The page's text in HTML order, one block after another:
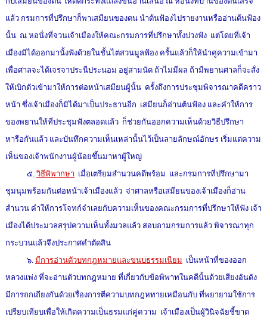
แล้ว กรมการที่ปรึกษาก็พาเสมียนของตน นำต้นฟ้องไปรายงานหรืออ่านต้นฟ้อง
นั้น ณ หอนั่งที่จวนเจ้าเมืองให้คณะกรมการที่ปรึกษาทั้งปวงฟัง แต่โดยที่เจ้า
เมืองมิได้ออกมานั้งฟังด้วยในชั้นไต่สวนมูลฟ้อง ครั้นแล้วก็ให้นำคู่ความเข้ามา
เพื่อศาลจะได้เจรจาประนีประนอม อยู่สามนัด ถ้าไม่มีผล ถ้ามีพยานศาลก็จะสั่ง
ให้เบิกตัวเข้ามาให้การต่อหน้าเสมียนผู้นั้น ครั้งถึงการประชุมพิจารณาคดีคราว
หน้า ซึ่งเจ้าเมืองก็มิได้มาเป็นประธานอีก เสมียนก็อ่านต้นฟ้อง และคำให้การ
ของพยานให้ที่ประชุมฟังตลอดแล้ว ก็ช่วยกันออกความเห็นด้วยวิธีปรึกษา
หารือกันแล้ว และบันทึกความเห็นเหล่านั้นไว้เป็นลายลักษณ์อักษร เริ่มแต่ความ
เห็นของเจ้าพนักงานผู้น้อยขึ้นมาหาผู้ใหญ่
๕. วิธีพิพากษา เมื่อเตรียมสำนวนคดีพร้อม และกรมการที่ปรึกษามา
ชุมนุมพร้อมกันต่อหน้าเจ้าเมืองแล้ว จ่าศาลหรือเสมียนของเจ้าเมืองก็อ่าน
สำนวน คำให้การโจทก์จำเลยกับความเห็นของคณะกรมการที่ปรึกษาให้ฟัง เจ้า
เมืองได้ประมวลสรุปความเห็นทั้งมวลแล้ว สอบถามกรมการแล้ว พิจารณาทุก
กระบวนแล้วจึงประกาศคำตัดสิน
๖. มีการอ่านตัวบทกฎหมายและขนบธรรมเนียม เป็นหน้าที่ของออก
หลวงแพ่ง ที่จะอ่านตัวบทกฎหมาย ที่เกี่ยวกับข้อพิพาทในคดีนั้นด้วยเสียงอันดัง
มีการถกเถียงกันด้วยเรื่องการตีความบทกฎหทายเหมือนกับ ที่พยายามใช้การ
เปรียบเทียบเพื่อให้เกิดความเป็นธรมแก่คู่ความ เจ้าเมืองเป็นผู้วินิจฉัยชี้ขาด